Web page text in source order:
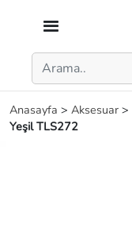
Anasayfa > Aksesuar >
Yeşil TLS272